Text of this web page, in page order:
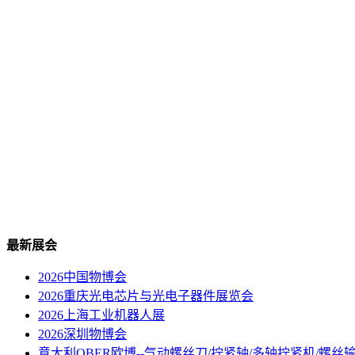
最新展会
2026中国物博会
2026重庆光电芯片与光电子器件展览会
2026上海工业机器人展
2026深圳物博会